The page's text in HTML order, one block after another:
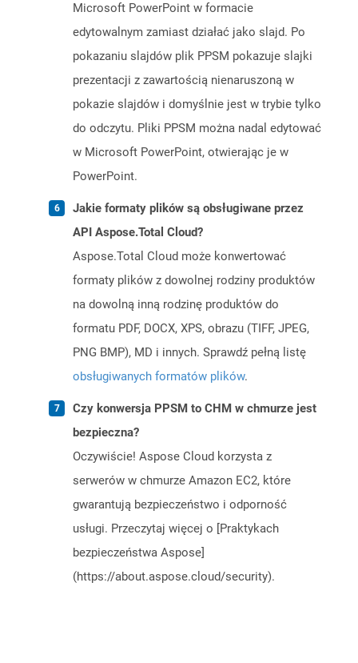
Microsoft PowerPoint w formacie
edytowalnym zamiast działać jako slajd. Po
pokazaniu slajdów plik PPSM pokazuje slajki
prezentacji z zawartością nienaruszoną w
pokazie slajdów i domyślnie jest w trybie tylko
do odczytu. Pliki PPSM można nadal edytować
w Microsoft PowerPoint, otwierając je w
PowerPoint.
Jakie formaty plików są obsługiwane przez
API Aspose.Total Cloud?
Aspose.Total Cloud może konwertować
formaty plików z dowolnej rodziny produktów
na dowolną inną rodzinę produktów do
formatu PDF, DOCX, XPS, obrazu (TIFF, JPEG,
PNG BMP), MD i innych. Sprawdź pełną listę
obsługiwanych formatów plików.
Czy konwersja PPSM to CHM w chmurze jest
bezpieczna?
Oczywiście! Aspose Cloud korzysta z
serwerów w chmurze Amazon EC2, które
gwarantują bezpieczeństwo i odporność
usługi. Przeczytaj więcej o [Praktykach
bezpieczeństwa Aspose]
(https://about.aspose.cloud/security).